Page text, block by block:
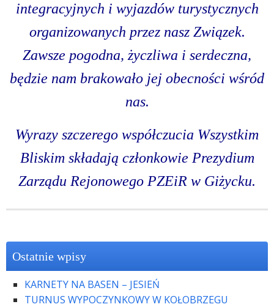
integracyjnych i wyjazdów turystycznych
organizowanych przez nasz Związek.
Zawsze pogodna, życzliwa i serdeczna,
będzie nam brakowało jej obecności wśród
nas.
Wyrazy szczerego współczucia Wszystkim
Bliskim składają członkowie Prezydium
Zarządu Rejonowego PZEiR w Giżycku.
Ostatnie wpisy
KARNETY NA BASEN – JESIEŃ
TURNUS WYPOCZYNKOWY W KOŁOBRZEGU